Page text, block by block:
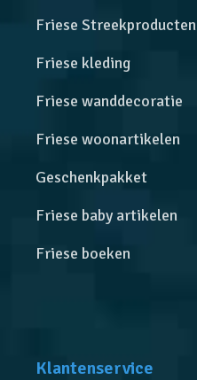
Friese Streekproducten
Friese kleding
Friese wanddecoratie
Friese woonartikelen
Geschenkpakket
Friese baby artikelen
Friese boeken
Klantenservice